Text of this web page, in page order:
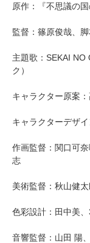
原作：『不思議の
監督：篠原俊哉、
主題歌：SEKAI NO
ク）
キャラクター原案
キャラクターデザ
作画監督：関口可
志
美術監督：秋山健
色彩設計：田中美
音響監督：山田 陽